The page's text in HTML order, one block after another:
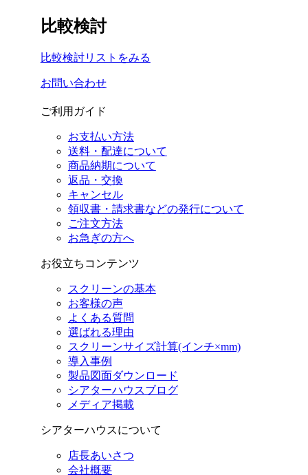
比較検討
比較検討リストをみる
お問い合わせ
ご利用ガイド
お支払い方法
送料・配達について
商品納期について
返品・交換
キャンセル
領収書・請求書などの発行について
ご注文方法
お急ぎの方へ
お役立ちコンテンツ
スクリーンの基本
お客様の声
よくある質問
選ばれる理由
スクリーンサイズ計算(インチ×mm)
導入事例
製品図面ダウンロード
シアターハウスブログ
メディア掲載
シアターハウスについて
店長あいさつ
会社概要